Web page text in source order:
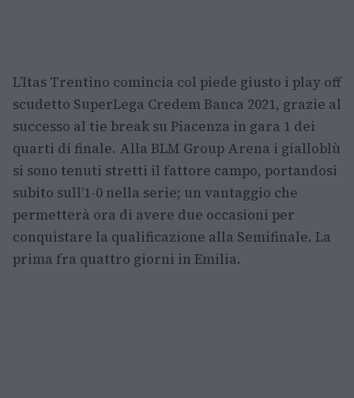
L’Itas Trentino comincia col piede giusto i play off
scudetto SuperLega Credem Banca 2021, grazie al
successo al tie break su Piacenza in gara 1 dei
quarti di finale. Alla BLM Group Arena i gialloblù
si sono tenuti stretti il fattore campo, portandosi
subito sull’1-0 nella serie; un vantaggio che
permetterà ora di avere due occasioni per
conquistare la qualificazione alla Semifinale. La
prima fra quattro giorni in Emilia.